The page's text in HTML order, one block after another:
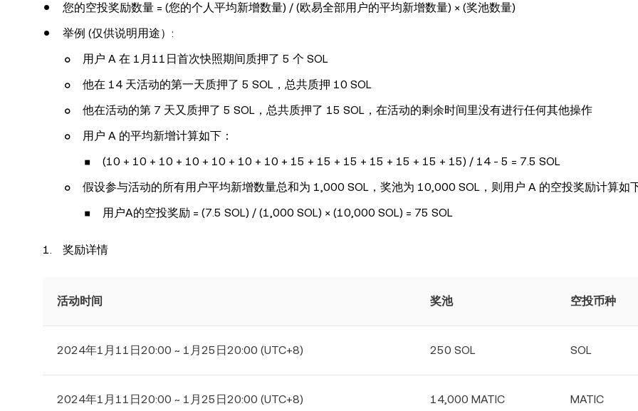
您的空投奖励数量 = (您的个人平均新增数量) / (欧易全部用户的平均新增数量) × (奖池数量)
举例 (仅供说明用途）:
用户 A 在 1月11日首次快照期间质押了 5 个 SOL
他在 14 天活动的第一天质押了 5 SOL，总共质押 10 SOL
他在活动的第 7 天又质押了 5 SOL，总共质押了 15 SOL，在活动的剩余时间里没有进行任何其他操作
用户 A 的平均新增计算如下：
(10 + 10 + 10 + 10 + 10 + 10 + 10 + 15 + 15 + 15 + 15 + 15 + 15 + 15) / 14 - 5 = 7.5 SOL
假设参与活动的所有用户平均新增数量总和为 1,000 SOL，奖池为 10,000 SOL，则用户 A 的空投奖励计算如
用户A的空投奖励 = (7.5 SOL) / (1,000 SOL) × (10,000 SOL) = 75 SOL
奖励详情
活动时间 奖池 空投币种
2024年1月11日20:00 ~ 1月25日20:00 (UTC+8) 250 SOL SOL
2024年1月11日20:00 ~ 1月25日20:00 (UTC+8) 14,000 MATIC MATIC